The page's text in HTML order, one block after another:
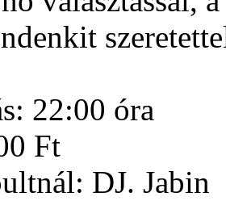
22:00 óra
Ft
DJ. Jabin